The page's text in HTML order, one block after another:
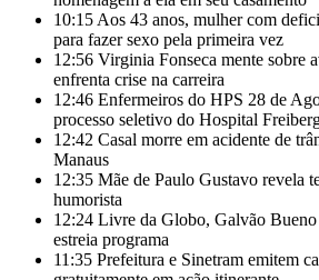
10:15 Aos 43 anos, mulher com
para fazer sexo pela primeira vez
12:56 Virginia Fonseca mente sobre
enfrenta crise na carreira
12:46 Enfermeiros do HPS 28 de
processo seletivo do Hospital
12:42 Casal morre em acidente de
Manaus
12:35 Mãe de Paulo Gustavo revela
humorista
12:24 Livre da Globo, Galvão
estreia programa
11:35 Prefeitura e Sinetram emitem